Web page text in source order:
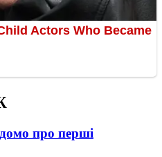
про перші